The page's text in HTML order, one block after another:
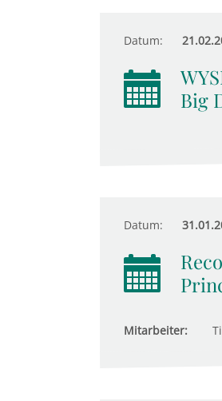
Datum:
Big
Datum:
Mitarbeiter: